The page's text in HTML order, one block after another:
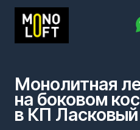
Этапы работ
лестниц
на боковом
в КП Ласковый